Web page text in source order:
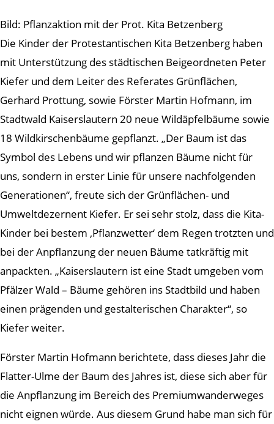
Bild: Pflanzaktion mit der Prot. Kita Betzenberg
Die Kinder der Protestantischen Kita Betzenberg haben
mit Unterstützung des städtischen Beigeordneten Peter
Kiefer und dem Leiter des Referates Grünflächen,
Gerhard Prottung, sowie Förster Martin Hofmann, im
Stadtwald Kaiserslautern 20 neue Wildäpfelbäume sowie
18 Wildkirschenbäume gepflanzt. „Der Baum ist das
Symbol des Lebens und wir pflanzen Bäume nicht für
uns, sondern in erster Linie für unsere nachfolgenden
Generationen“, freute sich der Grünflächen- und
Umweltdezernent Kiefer. Er sei sehr stolz, dass die Kita-
Kinder bei bestem ‚Pflanzwetter‘ dem Regen trotzten und
bei der Anpflanzung der neuen Bäume tatkräftig mit
anpackten. „Kaiserslautern ist eine Stadt umgeben vom
Pfälzer Wald – Bäume gehören ins Stadtbild und haben
einen prägenden und gestalterischen Charakter“, so
Kiefer weiter.
Förster Martin Hofmann berichtete, dass dieses Jahr die
Flatter-Ulme der Baum des Jahres ist, diese sich aber für
die Anpflanzung im Bereich des Premiumwanderweges
nicht eignen würde. Aus diesem Grund habe man sich für